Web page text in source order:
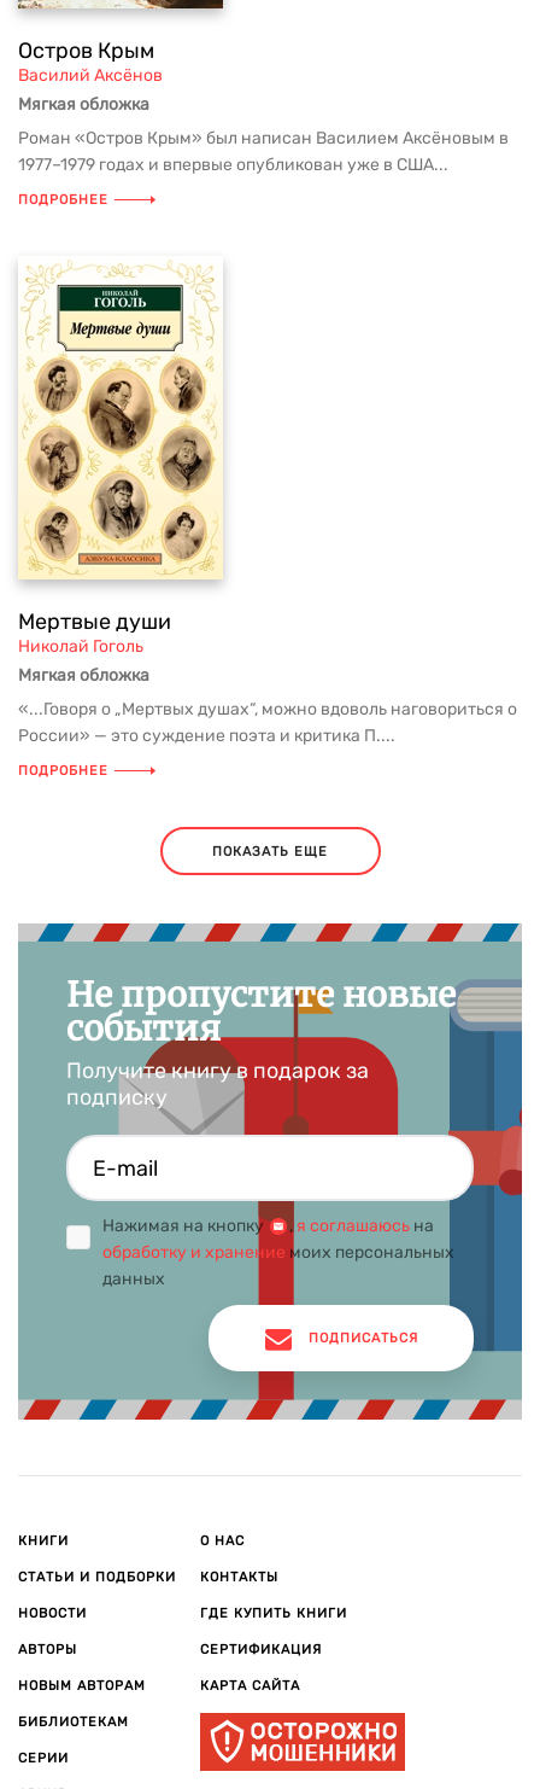
Остров Крым
Василий Аксёнов
Мягкая обложка
Роман «Остров Крым» был написан Василием Аксёновым в
1977–1979 годах и впервые опубликован уже в США...
ПОДРОБНЕЕ
Мертвые души
Николай Гоголь
Мягкая обложка
«...Говоря о „Мертвых душах“, можно вдоволь наговориться о
России» — это суждение поэта и критика П....
ПОДРОБНЕЕ
ПОКАЗАТЬ ЕЩЕ
Не пропустите новые
события
Получите книгу в подарок за
подписку
Нажимая на кнопку , я соглашаюсь на
обработку и хранение моих персональных
данных
ПОДПИСАТЬСЯ
КНИГИ
СТАТЬИ И ПОДБОРКИ
НОВОСТИ
АВТОРЫ
НОВЫМ АВТОРАМ
БИБЛИОТЕКАМ
СЕРИИ
О НАС
КОНТАКТЫ
ГДЕ КУПИТЬ КНИГИ
СЕРТИФИКАЦИЯ
КАРТА САЙТА